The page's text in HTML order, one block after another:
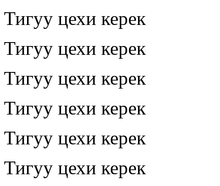
Тигуу цехи керек
Тигуу цехи керек
Тигуу цехи керек
Тигуу цехи керек
Тигуу цехи керек
Тигуу цехи керек